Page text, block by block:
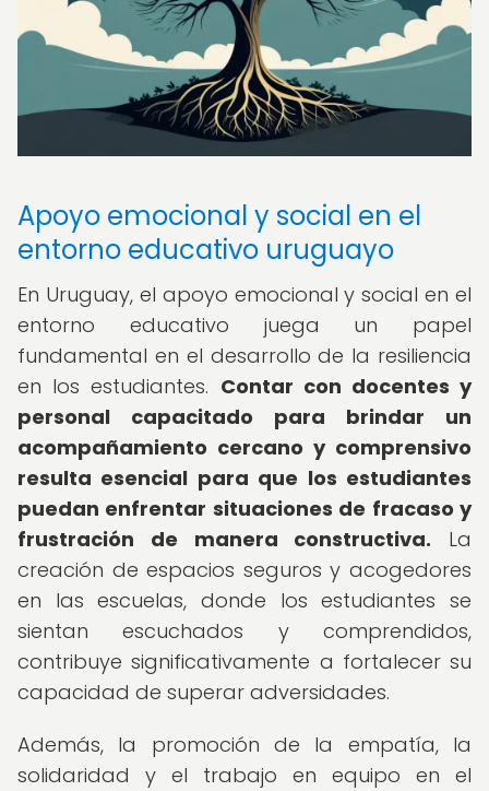
Apoyo emocional y social en el
entorno educativo uruguayo
En Uruguay, el apoyo emocional y social en el
entorno educativo juega un papel
fundamental en el desarrollo de la resiliencia
en los estudiantes. Contar con docentes y
personal capacitado para brindar un
acompañamiento cercano y comprensivo
resulta esencial para que los estudiantes
puedan enfrentar situaciones de fracaso y
frustración de manera constructiva. La
creación de espacios seguros y acogedores
en las escuelas, donde los estudiantes se
sientan escuchados y comprendidos,
contribuye significativamente a fortalecer su
capacidad de superar adversidades.
Además, la promoción de la empatía, la
solidaridad y el trabajo en equipo en el